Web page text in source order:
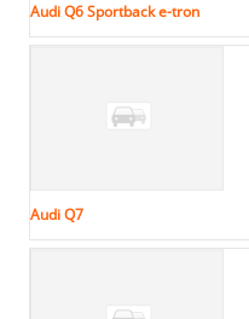
Audi Q6 Sportback e-tron
Audi Q7